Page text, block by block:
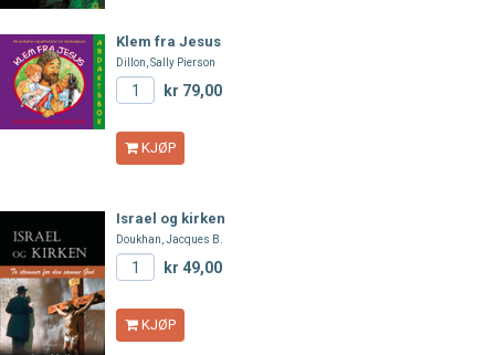
Klem fra Jesus
Dillon, Sally Pierson
kr 79,00
KJØP
Israel og kirken
Doukhan, Jacques B.
kr 49,00
KJØP